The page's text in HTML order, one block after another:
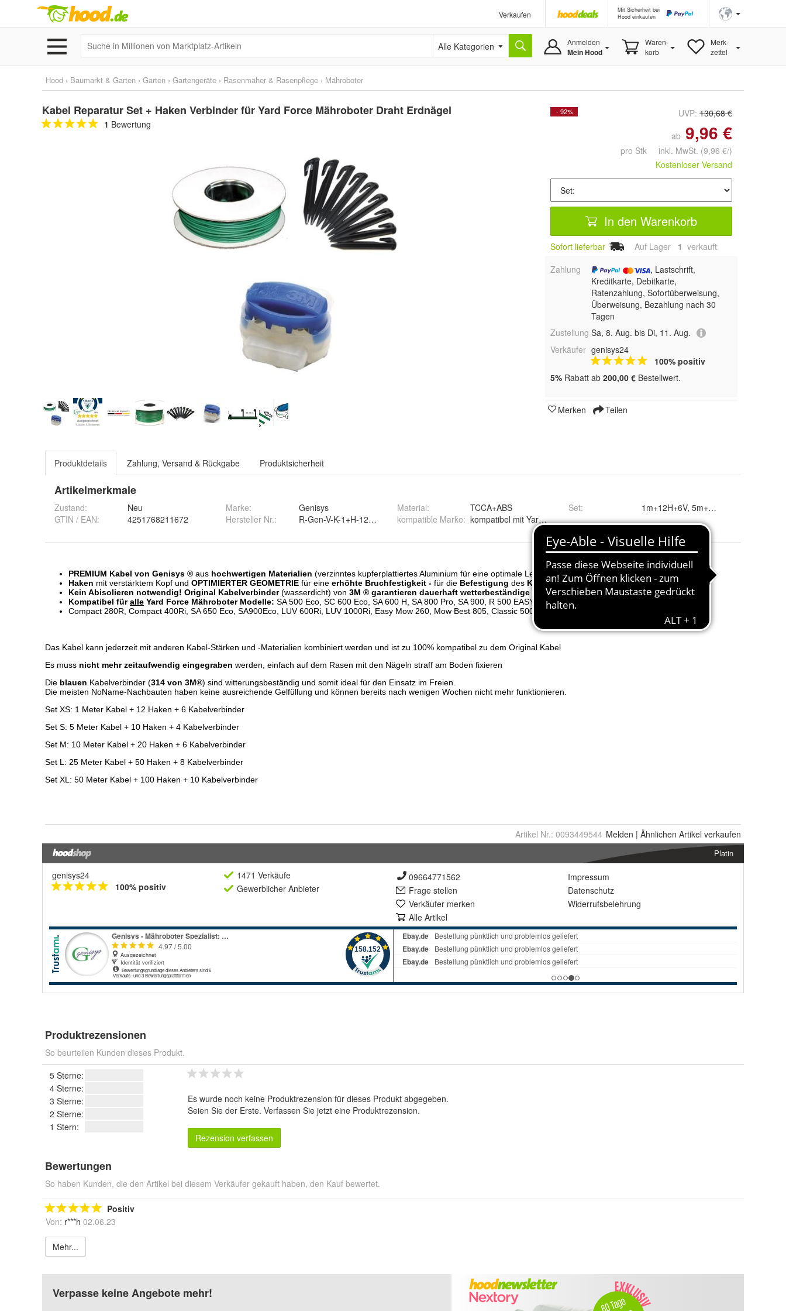
Verkaufen
Mit Sicherheit bei
Hood einkaufen
Alle Kategorien Anmelden
Mein Hood
Waren-
korb
Merk-
zettel
Hood › Baumarkt & Garten › Garten › Gartengeräte › Rasenmäher & Rasenpflege › Mähroboter
Kabel Reparatur Set + Haken Verbinder für Yard Force Mähroboter Draht Erdnägel
1 Bewertung
- 92% UVP: 130,68 €
ab 9,96 €
pro Stk inkl. MwSt. (9,96 €/)
Kostenloser Versand
In den Warenkorb
Sofort lieferbar Auf Lager 1 verkauft
Zahlung
, Lastschrift,
Kreditkarte, Debitkarte,
Ratenzahlung, Sofortüberweisung,
Überweisung, Bezahlung nach 30
Tagen
Zustellung Sa, 8. Aug. bis Di, 11. Aug.
Verkäufer genisys24
100% positiv
5% Rabatt ab 200,00 € Bestellwert.
Merken Teilen
Produktdetails Zahlung, Versand & Rückgabe Produktsicherheit
Artikelmerkmale
Zustand:
Neu
GTIN / EAN:
4251768211672
Marke:
Genisys
Hersteller Nr.:
R-Gen-V-K-1+H-12+314-6-Ya
Material:
TCCA+ABS
kompatible Marke: kompatibel mit Yardforce® (Amiro®)
Set:
Artikel Nr.: 0093449544 Melden | Ähnlichen Artikel verkaufen
Platin
genisys24
100% positiv
1471 Verkäufe
Gewerblicher Anbieter
09664771562
Frage stellen
Verkäufer merken
Alle Artikel
Impressum
Datenschutz
Widerrufsbelehrung
Produktrezensionen
So beurteilen Kunden dieses Produkt.
5 Sterne:
4 Sterne:
3 Sterne:
2 Sterne:
1 Stern:
Es wurde noch keine Produktrezension für dieses Produkt abgegeben.
Seien Sie der Erste. Verfassen Sie jetzt eine Produktrezension.
Rezension verfassen
Bewertungen
So haben Kunden, die den Artikel bei diesem Verkäufer gekauft haben, den Kauf bewertet.
Positiv
Von: r***h 02.06.23
Mehr...
Verpasse keine Angebote mehr!